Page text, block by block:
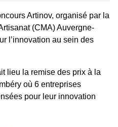
Artinov, organisé par la
(CMA) Auvergne-
l’innovation au sein des
lieu la remise des prix à la
où 6 entreprises
pour leur innovation